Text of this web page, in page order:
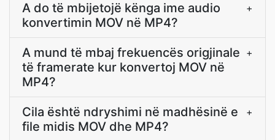
A do të mbijetojë kënga ime audio
konvertimin MOV në MP4?
+
A mund të mbaj frekuencës origjinale
të framerate kur konvertoj MOV në
MP4?
+
Cila është ndryshimi në madhësinë e
file midis MOV dhe MP4?
+